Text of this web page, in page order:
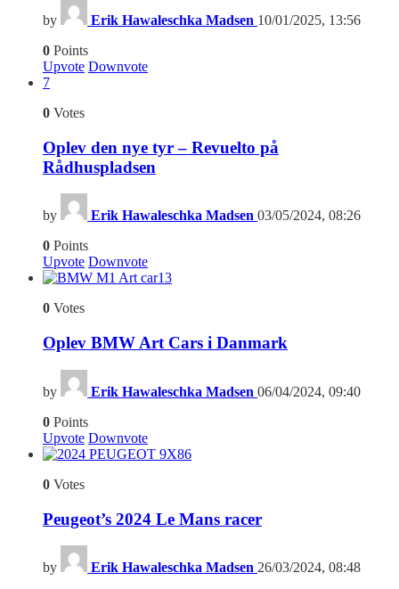
by Erik Hawaleschka Madsen 10/01/2025, 13:56
0 Points
Upvote Downvote
7
0 Votes
Oplev den nye tyr – Revuelto på
Rådhuspladsen
by Erik Hawaleschka Madsen 03/05/2024, 08:26
0 Points
Upvote Downvote
13
0 Votes
Oplev BMW Art Cars i Danmark
by Erik Hawaleschka Madsen 06/04/2024, 09:40
0 Points
Upvote Downvote
6
0 Votes
Peugeot’s 2024 Le Mans racer
by Erik Hawaleschka Madsen 26/03/2024, 08:48